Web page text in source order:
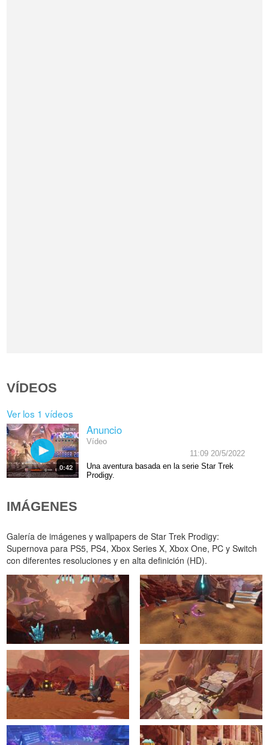
VÍDEOS
Ver los 1 vídeos
0:42
Anuncio
Vídeo
11:09 20/5/2022
Una aventura basada en la serie Star Trek
Prodigy.
IMÁGENES
Galería de imágenes y wallpapers de Star Trek Prodigy:
Supernova para PS5, PS4, Xbox Series X, Xbox One, PC y Switch
con diferentes resoluciones y en alta definición (HD).